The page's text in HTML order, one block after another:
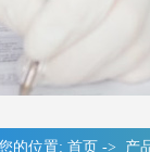
的位置: 首页 -> 产